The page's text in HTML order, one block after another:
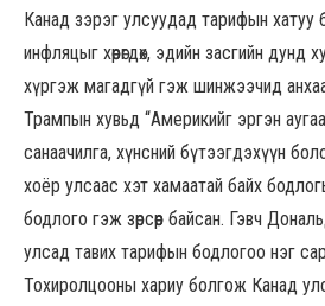
Канад зэрэг улсуудад тарифын хатуу
инфляцыг хөөрөгдөх, эдийн засгийн дунд
хүргэж магадгүй гэж шинжээчид
Трампын хувьд “Америкийг эргэн
санаачилга, хүнсний бүтээгдэхүүн
хоёр улсаас хэт хамаатай байх
бодлого гэж зөрсөөр байсан. Гэвч
улсад тавих тарифын бодлогоо нэг
Тохиролцооны хариу болгож Канад